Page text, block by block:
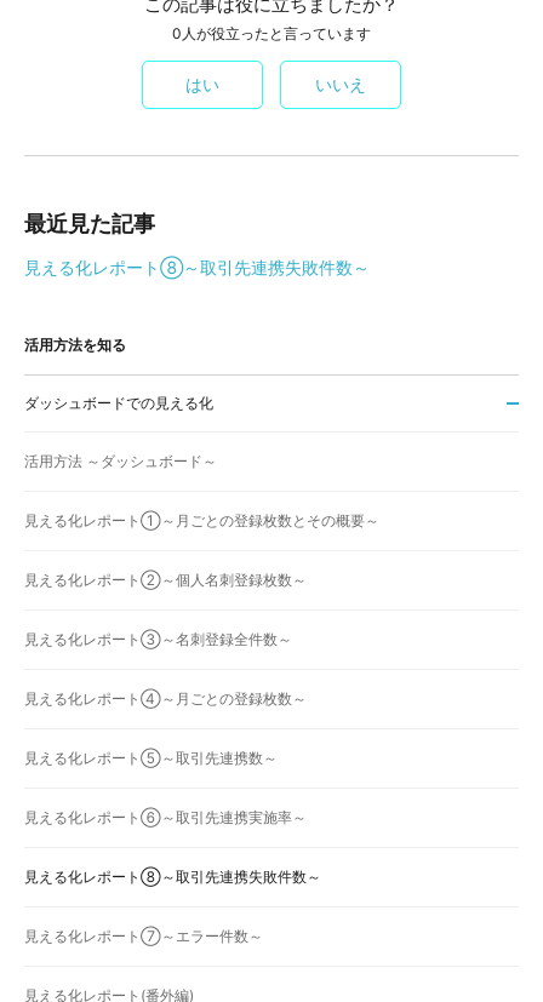
0人が役立ったと言っています
はい いいえ
最近見た記事
見える化レポート⑧～取引先連携失敗件数～
活用方法を知る
ダッシュボードでの見える化
活用方法 ～ダッシュボード～
見える化レポート①～月ごとの登録枚数とその概要～
見える化レポート②～個人名刺登録枚数～
見える化レポート③～名刺登録全件数～
見える化レポート④～月ごとの登録枚数～
見える化レポート⑤～取引先連携数～
見える化レポート⑥～取引先連携実施率～
見える化レポート⑧～取引先連携失敗件数～
見える化レポート⑦～エラー件数～
見える化レポート(番外編)